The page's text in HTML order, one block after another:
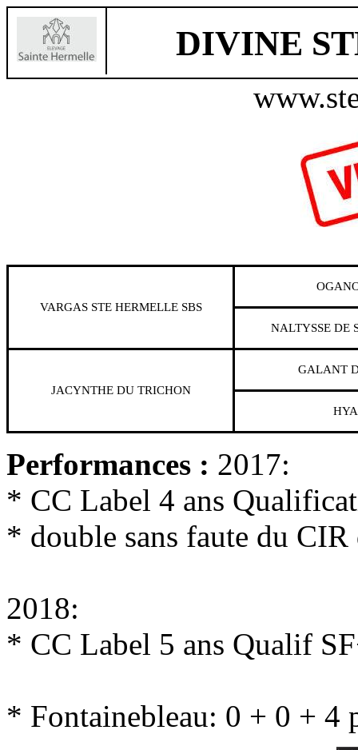
DIVINE
VARGAS STE HERMELLE SBS
NALTYSSE DE
JACYNTHE DU TRICHON
GALANT
Performances : 2017:
* CC Label 4 ans
* double sans faute du CIR
2018:
* CC Label 5 ans Qualif
* Fontainebleau: 0 + 0 + 4